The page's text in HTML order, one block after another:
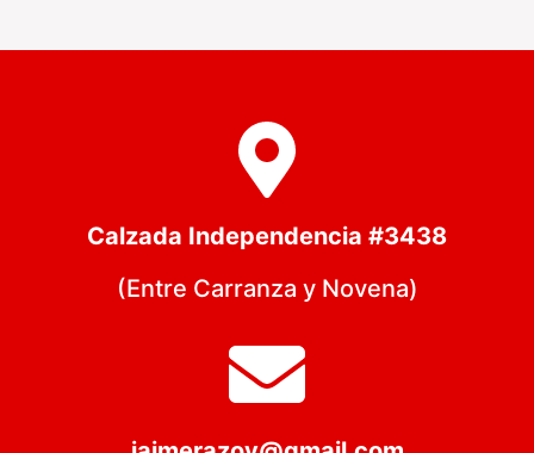
Calzada Independencia #3438
(Entre Carranza y Novena)